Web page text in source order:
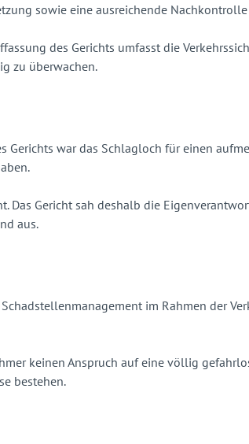
sowie eine ausreichende
des Gerichts umfasst die
zu überwachen.
war das Schlagloch für einen
Gericht sah deshalb die
aus.
im Rahmen der
keinen Anspruch auf eine völlig
bestehen.